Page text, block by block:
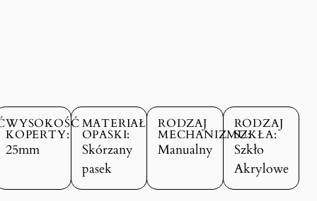
WYSOKOŚĆ
KOPERTY:
25mm
MATERIAŁ
OPASKI:
Skórzany
pasek
RODZAJ
MECHANIZMU:
Manualny
RODZAJ
SZKŁA:
Szkło
Akrylowe